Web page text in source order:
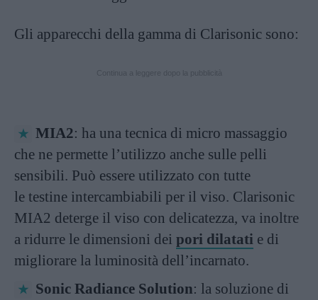
Gli apparecchi della gamma di Clarisonic sono:
MIA2: ha una tecnica di micro massaggio
che ne permette l’utilizzo anche sulle pelli
sensibili. Può essere utilizzato con tutte
le testine intercambiabili per il viso. Clarisonic
MIA2 deterge il viso con delicatezza, va inoltre
a ridurre le dimensioni dei pori dilatati e di
migliorare la luminosità dell’incarnato.
Sonic Radiance Solution: la soluzione di